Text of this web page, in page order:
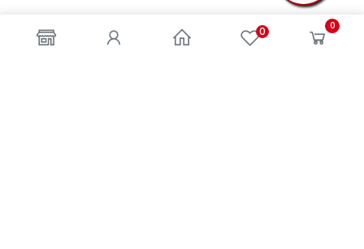
0 0